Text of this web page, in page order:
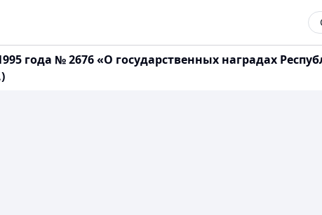
года № 2676 «О государственных наградах